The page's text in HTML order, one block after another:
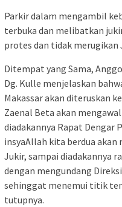
Parkir dalam mengambil
terbuka dan melibatkan
protes dan tidak merugikan
Ditempat yang Sama,
Dg. Kulle menjelaskan
Makassar akan diteruskan
Zaenal Beta akan
diadakannya Rapat Dengar
insyaAllah kita berdua
Jukir, sampai diadakannya
dengan mengundang
sehinggat menemui titik
tutupnya.